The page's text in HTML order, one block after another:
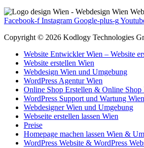
Facebook-f Instagram Google-plus-g
Copyright © 2026 Kodlogy Technologies
Website Entwickler Wien – Website
Website erstellen Wien
Webdesign Wien und Umgebung
WordPress Agentur Wien
Online Shop Erstellen & Online Shop
WordPress Support und Wartung Wien
Webdesigner Wien und Umgebung
Webseite erstellen lassen Wien
Preise
Homepage machen lassen Wien &
WordPress Website & WordPress